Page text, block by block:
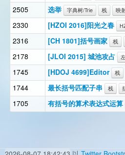
2505
选举 字典树/Trie 栈 映
2330
[HZOI 2016]阳光之春
2316
[CH 1801]括号画家 栈
2178
[JLOI 2015] 城池攻占
1745
[HDOJ 4699]Editor 栈
1744
最长括号匹配子串 栈
1705
有括号的算术表达式运算